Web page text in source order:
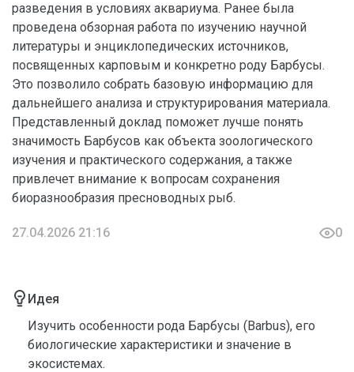
разведения в условиях аквариума. Ранее была
проведена обзорная работа по изучению научной
литературы и энциклопедических источников,
посвященных карповым и конкретно роду Барбусы.
Это позволило собрать базовую информацию для
дальнейшего анализа и структурирования материала.
Представленный доклад поможет лучше понять
значимость Барбусов как объекта зоологического
изучения и практического содержания, а также
привлечет внимание к вопросам сохранения
биоразнообразия пресноводных рыб.
27.04.2026 21:16 0
Идея
Изучить особенности рода Барбусы (Barbus), его
биологические характеристики и значение в
экосистемах.